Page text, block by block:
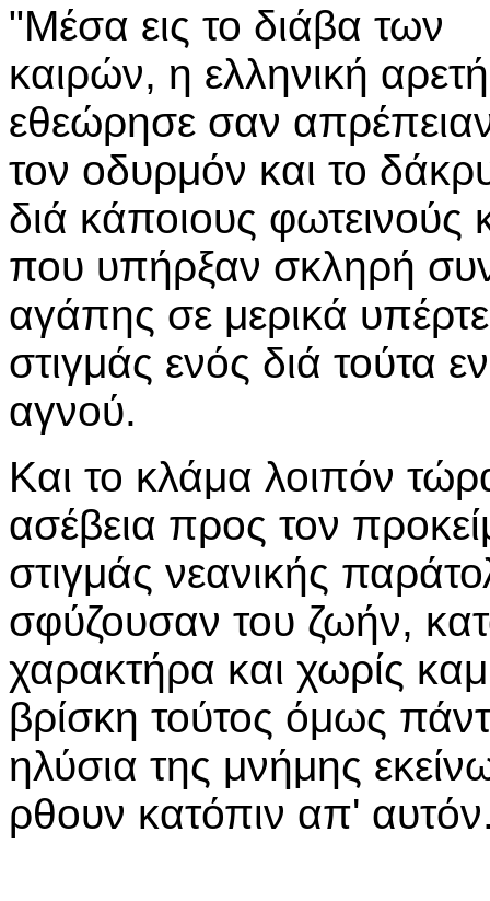
"Μέσα εις το διάβα των
καιρών, η ελληνική αρετή
εθεώρησε σαν
τον οδυρμόν και το
διά κάποιους
που υπήρξαν σκληρή
αγάπης σε μερικά
στιγμάς ενός διά τούτα
αγνού.
Και το κλάμα λοιπόν
ασέβεια προς τον
στιγμάς νεανικής
σφύζουσαν του ζωήν,
χαρακτήρα και χωρίς
βρίσκη τούτος όμως
ηλύσια της μνήμης
ρθουν κατόπιν απ'